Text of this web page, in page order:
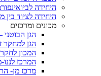
היחידה
היחידה לציוד בין
מכונים ומרכזים
הגן הבוטני
הגן למחקר
המכון לחקר
המרכז לננו-
מרכז מן-